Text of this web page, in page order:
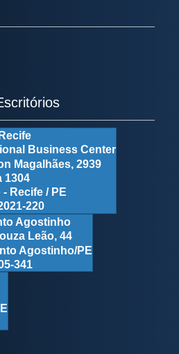
Recife
Business Center
Magalhães, 2939
1304
Recife / PE
220
Agostinho
Leão, 44
Agostinho/PE
341